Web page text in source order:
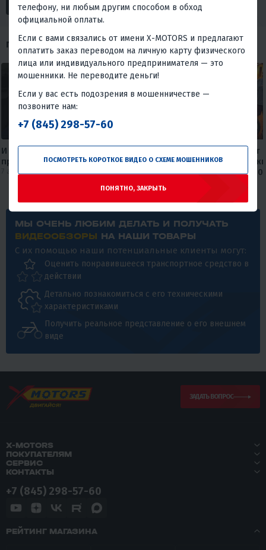
ПОХОЖИЕ ОБЗОРЫ
И Wi-fi подключил, и мотоцикл
приобрел😅
7 августа 2026
Круизер, который не бьет
карману🔥🔥 Обзор
мотоцикла FAIDET Rebel
30 июля 2026
МЫ ОЧЕНЬ ЛЮБИМ ДЕЛАТЬ И ПОЛУЧАТЬ
ВИДЕООБЗОРЫ НА НАШИ ТОВАРЫ
С их помощью наши потенциальные клиенты могут:
Оценить понравившееся транспортное средство в
действии
Детально познакомиться с его техническими
характеристиками
Получить реальное представление о его внешнем
виде
ЗАДАТЬ ВОПРОС
X-MOTORS
ПОКУПАТЕЛЯМ
СЕРВИС
КОНТАКТЫ
+7 (845) 298-57-60
РЕЙТИНГ МАГАЗИНА
телефону, ни любым другим способом в обход
официальной оплаты.
Если с вами связались от имени X-MOTORS и предлагают
оплатить заказ переводом на личную карту физического
лица или индивидуального предпринимателя — это
мошенники. Не переводите деньги!
Если у вас есть подозрения в мошенничестве —
позвоните нам:
+7 (845) 298-57-60
ПОСМОТРЕТЬ КОРОТКОЕ ВИДЕО О СХЕМЕ МОШЕННИКОВ
ПОНЯТНО, ЗАКРЫТЬ